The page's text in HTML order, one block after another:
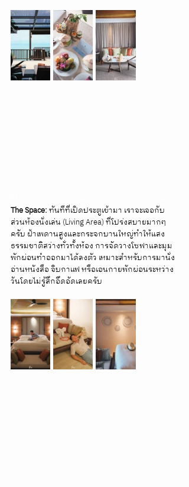
The Space: ทันทีที่เปิดประตูเข้ามา เราจะเจอกับ
ส่วนห้องนั่งเล่น (Living Area) ที่โปร่งสบายมากๆ
ครับ ฝ้าเพดานสูงและกระจกบานใหญ่ทำให้แสง
ธรรมชาติสว่างทั่วทั้งห้อง การจัดวางโซฟาและมุม
พักผ่อนทำออกมาได้ลงตัว เหมาะสำหรับการมานั่ง
อ่านหนังสือ จิบกาแฟ หรือเอนกายพักผ่อนระหว่าง
วันโดยไม่รู้สึกอึดอัดเลยครับ